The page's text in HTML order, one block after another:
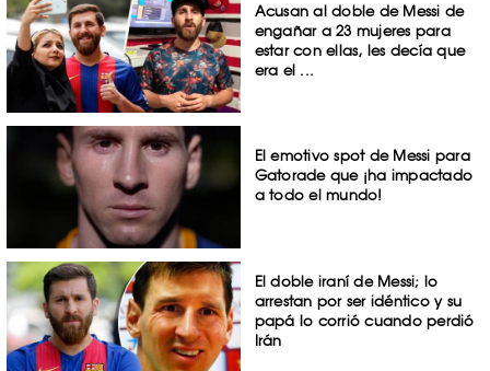
Acusan al doble de Messi de
engañar a 23 mujeres para
estar con ellas, les decía que
era el ...
El emotivo spot de Messi para
Gatorade que ¡ha impactado
a todo el mundo!
El doble iraní de Messi; lo
arrestan por ser idéntico y su
papá lo corrió cuando perdió
Irán